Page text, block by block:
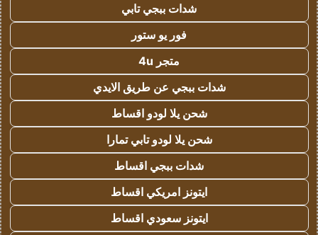
شدات ببجي تابي
فور يو ستور
متجر 4u
شدات ببجي عن طريق الايدي
شحن يلا لودو اقساط
شحن يلا لودو تابي تمارا
شدات ببجي اقساط
ايتونز امريكي اقساط
ايتونز سعودي اقساط